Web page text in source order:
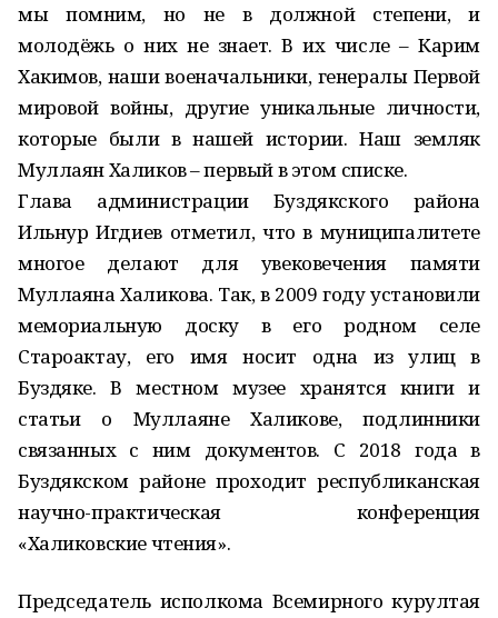
мы помним, но не в должной степени, и
молодёжь о них не знает. В их числе – Карим
Хакимов, наши военачальники, генералы Первой
мировой войны, другие уникальные личности,
которые были в нашей истории. Наш земляк
Муллаян Халиков – первый в этом списке.
Глава администрации Буздякского района
Ильнур Игдиев отметил, что в муниципалитете
многое делают для увековечения памяти
Муллаяна Халикова. Так, в 2009 году установили
мемориальную доску в его родном селе
Староактау, его имя носит одна из улиц в
Буздяке. В местном музее хранятся книги и
статьи о Муллаяне Халикове, подлинники
связанных с ним документов. С 2018 года в
Буздякском районе проходит республиканская
научно-практическая конференция
«Халиковские чтения».
Председатель исполкома Всемирного курултая